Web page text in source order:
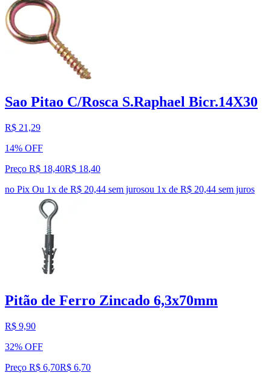
Sao Pitao C/Rosca S.Raphael Bicr.14X30
R$ 21,29
14% OFF
Preço R$ 18,40R$ 18,40
no Pix Ou 1x de R$ 20,44 sem jurosou 1x de R$ 20,44 sem juros
Pitão de Ferro Zincado 6,3x70mm
R$ 9,90
32% OFF
Preço R$ 6,70R$ 6,70